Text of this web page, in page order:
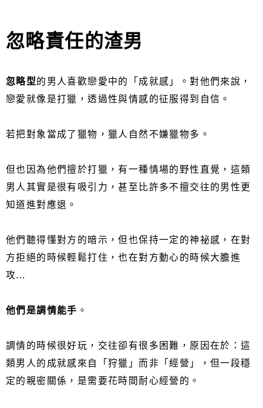
忽略責任的渣男
忽略型的男人喜歡戀愛中的「成就感」。對他們來說，
戀愛就像是打獵，透過性與情感的征服得到自信。
若把對象當成了獵物，獵人自然不嫌獵物多。
但也因為他們擅於打獵，有一種情場的野性直覺，這類
男人其實是很有吸引力，甚至比許多不擅交往的男性更
知道進對應退。
他們聽得懂對方的暗示，但也保持一定的神祕感，在對
方拒絕的時候輕鬆打住，也在對方動心的時候大膽進
攻...
他們是調情能手 。
調情的時候很好玩，交往卻有很多困難，原因在於：這
類男人的成就感來自「狩獵」而非「經營」，但一段穩
定的親密關係，是需要花時間耐心經營的。